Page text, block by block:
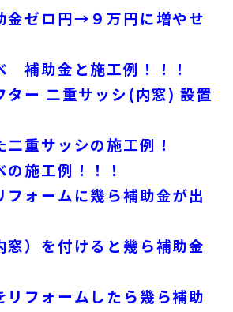
金ゼロ円→９万円に増やせ
補助金と施工例！！！
ター 二重サッシ(内窓) 設置
重サッシの施工例！
の施工例！！！
フォームに幾ら補助金が出
窓）を付けると幾ら補助金
リフォームしたら幾ら補助